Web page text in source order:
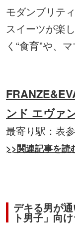
モダンブリテ
スイーツが楽
く“食育”や、
ンド エヴァ
最寄り駅：表
>>関連記事を読
デキる男が
ト男子」向